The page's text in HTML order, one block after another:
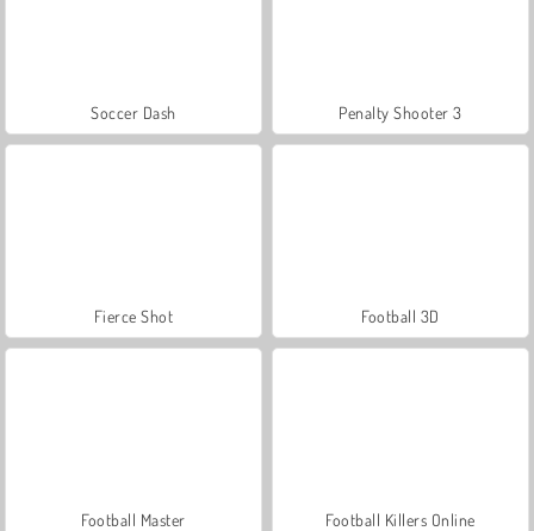
Soccer Dash Penalty Shooter 3
Fierce Shot Football 3D
Football Master Football Killers Online